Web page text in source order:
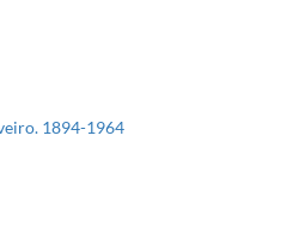
1894-1964